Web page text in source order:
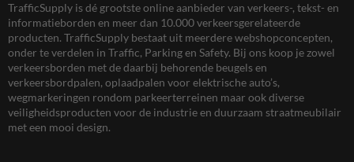
TrafficSupply is dé grootste online aanbieder van verkeers-, tekst- en
informatieborden en meer dan 10.000 verkeersgerelateerde
producten. TrafficSupply bestaat uit meerdere webshopconcepten,
onder te verdelen in Traffic, Parking en Safety. Bij ons koop je zowel
verkeersborden met de daarbij behorende beugels en
verkeersbordpalen, oplaadpalen voor elektrische auto’s,
wegmarkeringen rondom parkeerterreinen maar ook diverse
veiligheidsproducten voor de industrie en duurzaam straatmeubilair
met een mooi design.